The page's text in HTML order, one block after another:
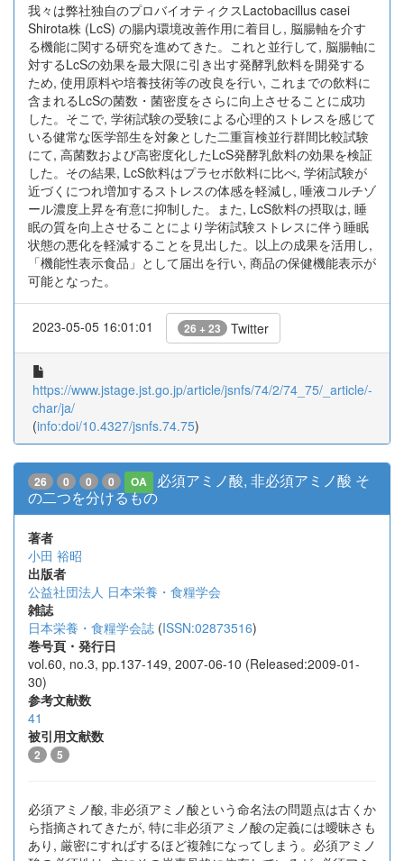
我々は弊社独自のプロバイオティクスLactobacillus casei
Shirota株 (LcS) の腸内環境改善作用に着目し, 脳腸軸を介す
る機能に関する研究を進めてきた。これと並行して, 脳腸軸に
対するLcSの効果を最大限に引き出す発酵乳飲料を開発する
ため, 使用原料や培養技術等の改良を行い, これまでの飲料に
含まれるLcSの菌数・菌密度をさらに向上させることに成功
した。そこで, 学術試験の受験による心理的ストレスを感じて
いる健常な医学部生を対象とした二重盲検並行群間比較試験
にて, 高菌数および高密度化したLcS発酵乳飲料の効果を検証
した。その結果, LcS飲料はプラセボ飲料に比べ, 学術試験が
近づくにつれ増加するストレスの体感を軽減し, 唾液コルチゾ
ール濃度上昇を有意に抑制した。また, LcS飲料の摂取は, 睡
眠の質を向上させることにより学術試験ストレスに伴う睡眠
状態の悪化を軽減することを見出した。以上の成果を活用し,
「機能性表示食品」として届出を行い, 商品の保健機能表示が
可能となった。
2023-05-05 16:01:01 26 + 23 Twitter
https://www.jstage.jst.go.jp/article/jsnfs/74/2/74_75/_article/-
char/ja/
(info:doi/10.4327/jsnfs.74.75)
26 0 0 0 OA
必須アミノ酸, 非必須アミノ酸 そ
の二つを分けるもの
著者
小田 裕昭
出版者
公益社団法人 日本栄養・食糧学会
雑誌
日本栄養・食糧学会誌 (ISSN:02873516)
巻号頁・発行日
vol.60, no.3, pp.137-149, 2007-06-10 (Released:2009-01-
30)
参考文献数
41
被引用文献数
2 5
必須アミノ酸, 非必須アミノ酸という命名法の問題点は古くか
ら指摘されてきたが, 特に非必須アミノ酸の定義には曖昧さも
あり, 厳密にすればするほど複雑になってしまう。必須アミノ